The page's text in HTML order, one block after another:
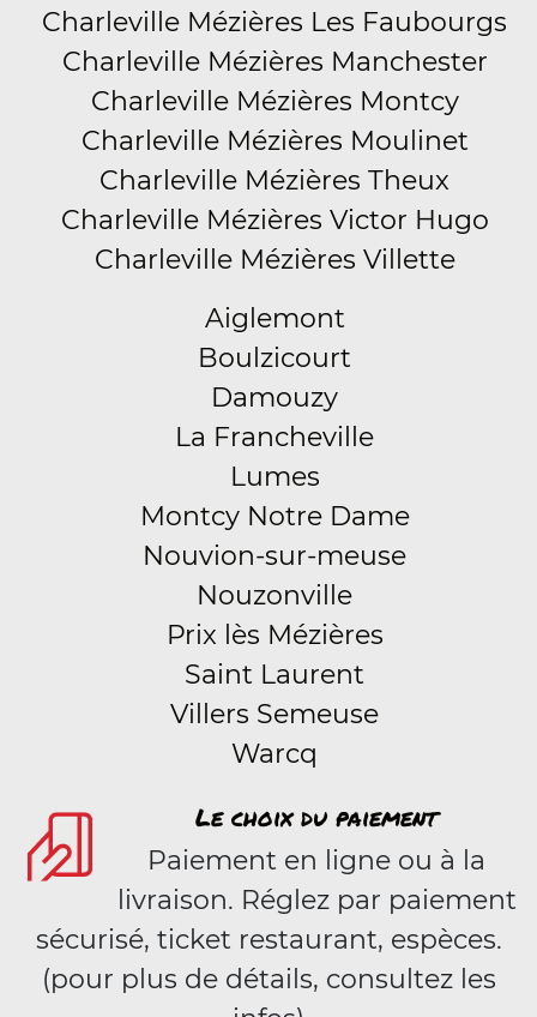
Charleville Mézières Les Faubourgs
Charleville Mézières Manchester
Charleville Mézières Montcy
Charleville Mézières Moulinet
Charleville Mézières Theux
Charleville Mézières Victor Hugo
Charleville Mézières Villette
Aiglemont
Boulzicourt
Damouzy
La Francheville
Lumes
Montcy Notre Dame
Nouvion-sur-meuse
Nouzonville
Prix lès Mézières
Saint Laurent
Villers Semeuse
Warcq
Le choix du paiement
Paiement en ligne ou à la
livraison. Réglez par paiement
sécurisé, ticket restaurant, espèces.
(pour plus de détails, consultez les